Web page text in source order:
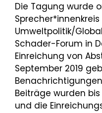
Die Tagung wurde
Sprecher*innenkreis
Umweltpolitik/
Schader-Forum in
Einreichung von
September 2019
Beiträge wurden bis
und die